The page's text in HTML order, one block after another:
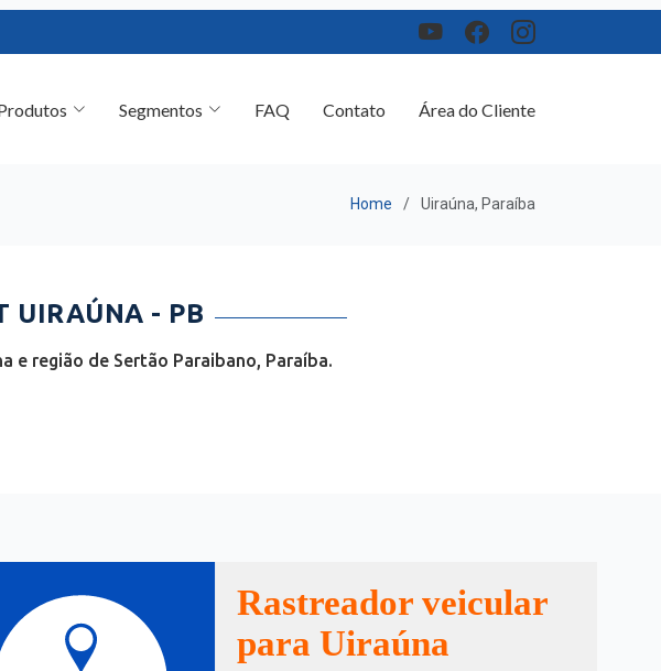
Área do Cliente
Home Uiraúna, Paraíba
UIRAÚNA - PB
região de Sertão Paraibano, Paraíba.
Rastreador veicular
para Uiraúna